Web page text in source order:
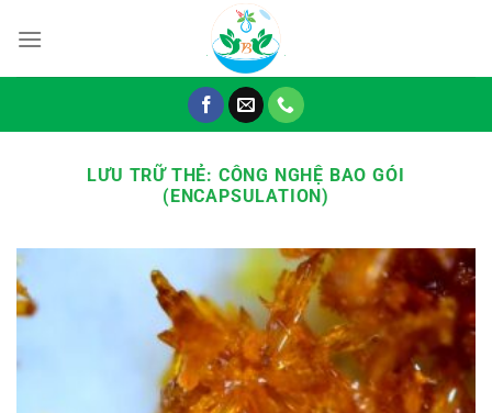
đến
LƯU TRỮ THẺ: CÔNG NGHỆ BAO GÓI
(ENCAPSULATION)